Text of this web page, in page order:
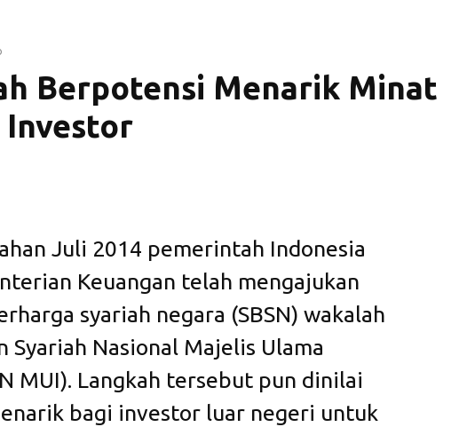
Berpotensi Menarik Minat
Investor
Juli 2014 pemerintah Indonesia
Keuangan telah mengajukan
syariah negara (SBSN) wakalah
Syariah Nasional Majelis Ulama
MUI). Langkah tersebut pun dinilai
bagi investor luar negeri untuk